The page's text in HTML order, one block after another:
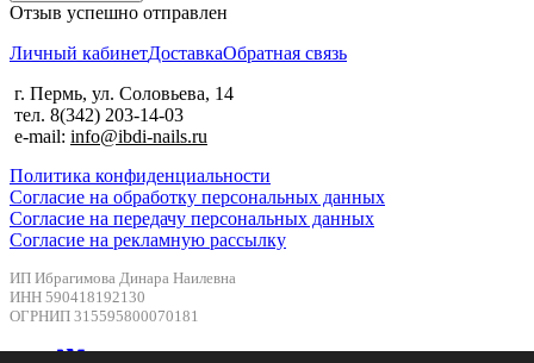
Отзыв успешно отправлен
Личный кабинетДоставкаОбратная связь
г. Пермь, ул. Соловьева, 14
тел. 8(342) 203-14-03
e-mail: info@ibdi-nails.ru
Политика конфиденциальности
Согласие на обработку персональных данных
Согласие на передачу персональных данных
Согласие на рекламную рассылку
ИП Ибрагимова Динара Наилевна
ИНН 590418192130
ОГРНИП 315595800070181